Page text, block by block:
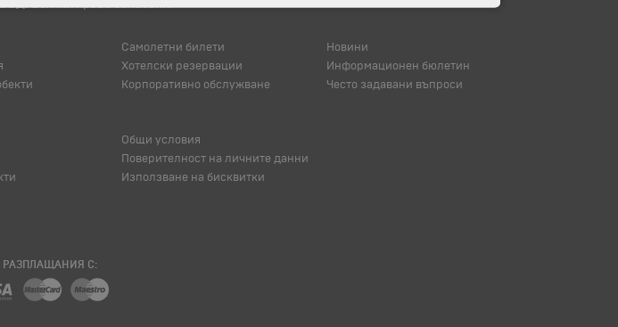
Всички права запазени.
Самолетни билети
Хотелски резервации
Корпоративно обслужване
Новини
Информационен бюлетин
Често задавани въпроси
Общи условия
Поверителност на личните данни
Използване на бисквитки
С: